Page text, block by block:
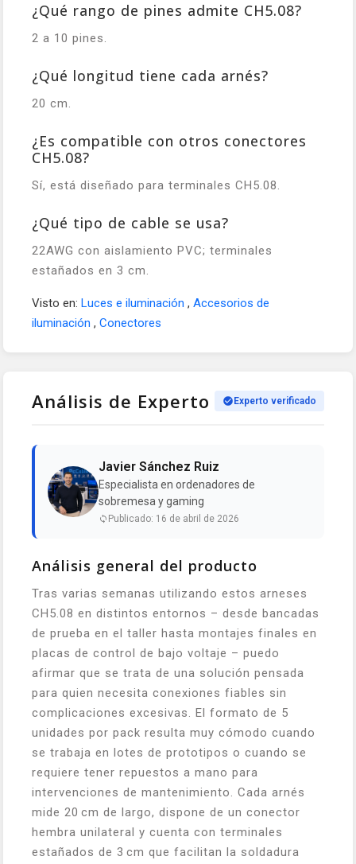
¿Qué rango de pines admite CH5.08?
2 a 10 pines.
¿Qué longitud tiene cada arnés?
20 cm.
¿Es compatible con otros conectores
CH5.08?
Sí, está diseñado para terminales CH5.08.
¿Qué tipo de cable se usa?
22AWG con aislamiento PVC; terminales
estañados en 3 cm.
Visto en: Luces e iluminación , Accesorios de
iluminación , Conectores
Análisis de Experto Experto verificado
Javier Sánchez Ruiz
Especialista en ordenadores de
sobremesa y gaming
Publicado: 16 de abril de 2026
Análisis general del producto
Tras varias semanas utilizando estos arneses
CH5.08 en distintos entornos – desde bancadas
de prueba en el taller hasta montajes finales en
placas de control de bajo voltaje – puedo
afirmar que se trata de una solución pensada
para quien necesita conexiones fiables sin
complicaciones excesivas. El formato de 5
unidades por pack resulta muy cómodo cuando
se trabaja en lotes de prototipos o cuando se
requiere tener repuestos a mano para
intervenciones de mantenimiento. Cada arnés
mide 20 cm de largo, dispone de un conector
hembra unilateral y cuenta con terminales
estañados de 3 cm que facilitan la soldadura